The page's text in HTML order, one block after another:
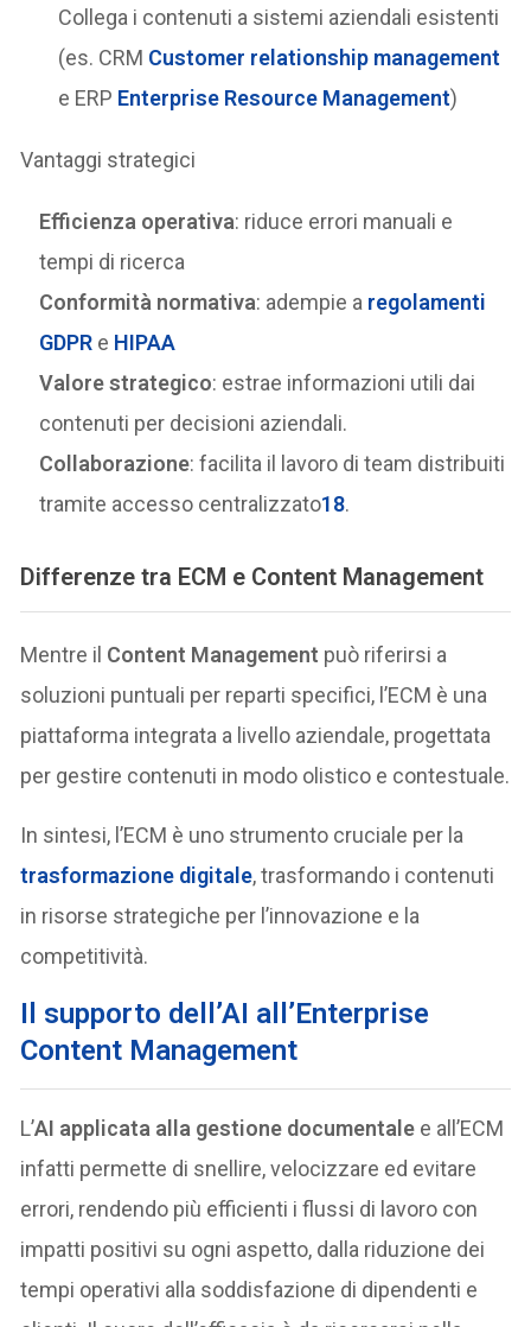
Collega i contenuti a sistemi aziendali esistenti
(es. CRM Customer relationship management
e ERP Enterprise Resource Management)
Vantaggi strategici
Efficienza operativa: riduce errori manuali e
tempi di ricerca
Conformità normativa: adempie a regolamenti
GDPR e HIPAA
Valore strategico: estrae informazioni utili dai
contenuti per decisioni aziendali.
Collaborazione: facilita il lavoro di team distribuiti
tramite accesso centralizzato18.
Differenze tra ECM e Content Management
Mentre il Content Management può riferirsi a
soluzioni puntuali per reparti specifici, l’ECM è una
piattaforma integrata a livello aziendale, progettata
per gestire contenuti in modo olistico e contestuale.
In sintesi, l’ECM è uno strumento cruciale per la
trasformazione digitale, trasformando i contenuti
in risorse strategiche per l’innovazione e la
competitività.
Il supporto dell’AI all’Enterprise
Content Management
L’AI applicata alla gestione documentale e all’ECM
infatti permette di snellire, velocizzare ed evitare
errori, rendendo più efficienti i flussi di lavoro con
impatti positivi su ogni aspetto, dalla riduzione dei
tempi operativi alla soddisfazione di dipendenti e